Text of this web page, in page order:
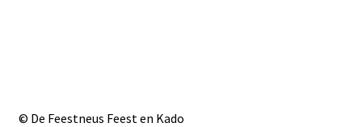
© De Feestneus Feest en Kado